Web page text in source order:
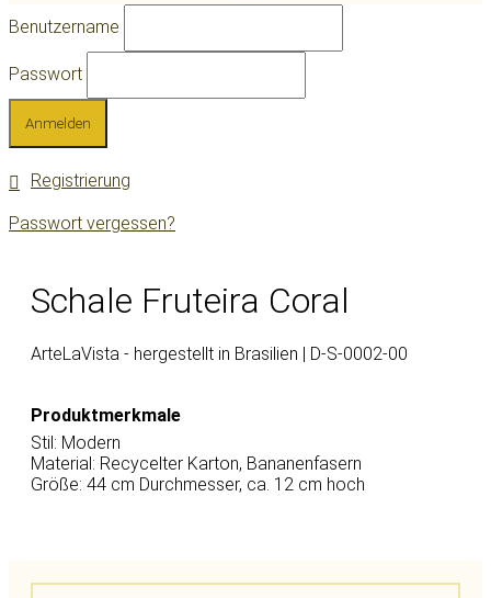
Benutzername
Passwort
Anmelden
Registrierung
Passwort vergessen?
Schale Fruteira Coral
ArteLaVista - hergestellt in Brasilien | D-S-0002-00
Produktmerkmale
Stil: Modern
Material: Recycelter Karton, Bananenfasern
Größe: 44 cm Durchmesser, ca. 12 cm hoch